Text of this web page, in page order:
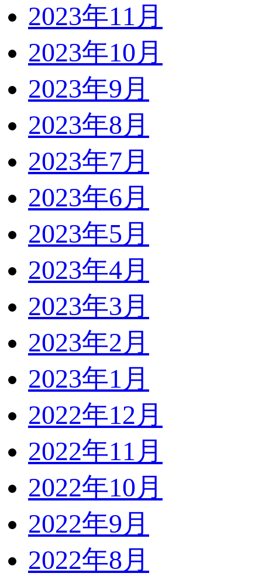
2023年11月
2023年10月
2023年9月
2023年8月
2023年7月
2023年6月
2023年5月
2023年4月
2023年3月
2023年2月
2023年1月
2022年12月
2022年11月
2022年10月
2022年9月
2022年8月